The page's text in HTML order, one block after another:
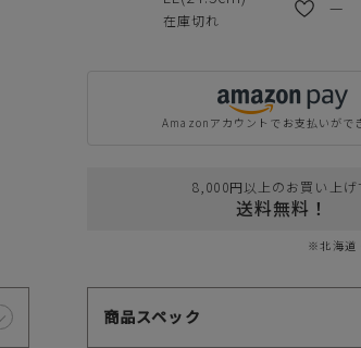
在庫切れ
—
Amazonアカウントでお支払いがで
8,000円以上のお買い上げ
送料無料！
※北海道
商品スペック
クレジットカードでのお支払いについ